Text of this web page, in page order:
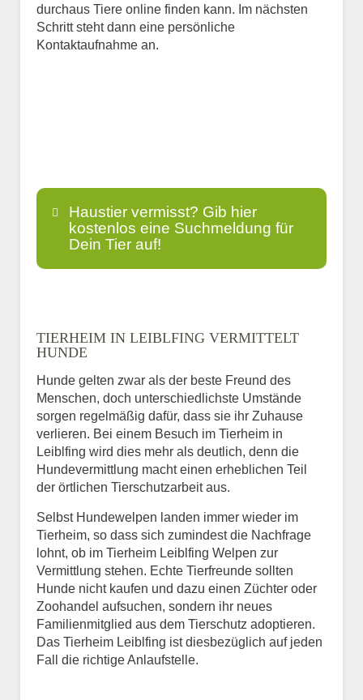
durchaus Tiere online finden kann. Im nächsten
Schritt steht dann eine persönliche
Kontaktaufnahme an.
Haustier vermisst? Gib hier
kostenlos eine Suchmeldung für
Dein Tier auf!
E-Mail*
Informationen über das
Tier.
Art des Tiers*
TIERHEIM IN LEIBLFING VERMITTELT
HUNDE
Hunde gelten zwar als der beste Freund des
Menschen, doch unterschiedlichste Umstände
sorgen regelmäßig dafür, dass sie ihr Zuhause
verlieren. Bei einem Besuch im Tierheim in
Leiblfing wird dies mehr als deutlich, denn die
Hundevermittlung macht einen erheblichen Teil
der örtlichen Tierschutzarbeit aus.
Selbst Hundewelpen landen immer wieder im
Tierheim, so dass sich zumindest die Nachfrage
lohnt, ob im Tierheim Leiblfing Welpen zur
Vermittlung stehen. Echte Tierfreunde sollten
Hunde nicht kaufen und dazu einen Züchter oder
Zoohandel aufsuchen, sondern ihr neues
Familienmitglied aus dem Tierschutz adoptieren.
Das Tierheim Leiblfing ist diesbezüglich auf jeden
Fall die richtige Anlaufstelle.